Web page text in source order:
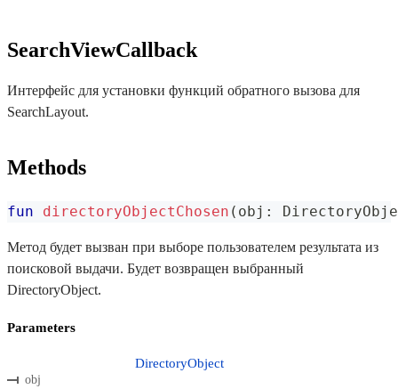
SearchViewCallback
Интерфейс для установки функций обратного вызова для
SearchLayout.
Methods
fun directoryObjectChosen ( obj :
Метод будет вызван при выборе пользователем результата из
поисковой выдачи. Будет возвращен выбранный
DirectoryObject.
Parameters
obj
DirectoryObject